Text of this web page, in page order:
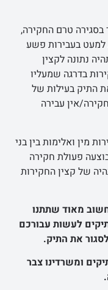
טרם החקירה,
למעט בעבירות פשע
נתונה לקצין
בדרגה שמעליו
התיק בעילות של
אין עבירה
מין ואלימות בין בני
פעולת חקירה
של קצין החקירות
מאוד שתתנו
לעשות עבורכם
את התיק.
ומשרדינו צבר